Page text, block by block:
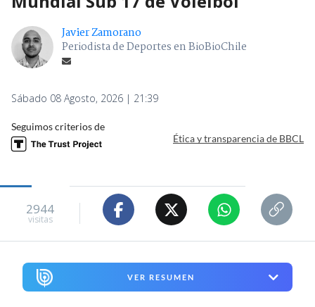
Javier Zamorano
Periodista de Deportes en BioBioChile
Sábado 08 Agosto, 2026 | 21:39
Seguimos criterios de
Ética y transparencia de BBCL
2944
visitas
VER RESUMEN